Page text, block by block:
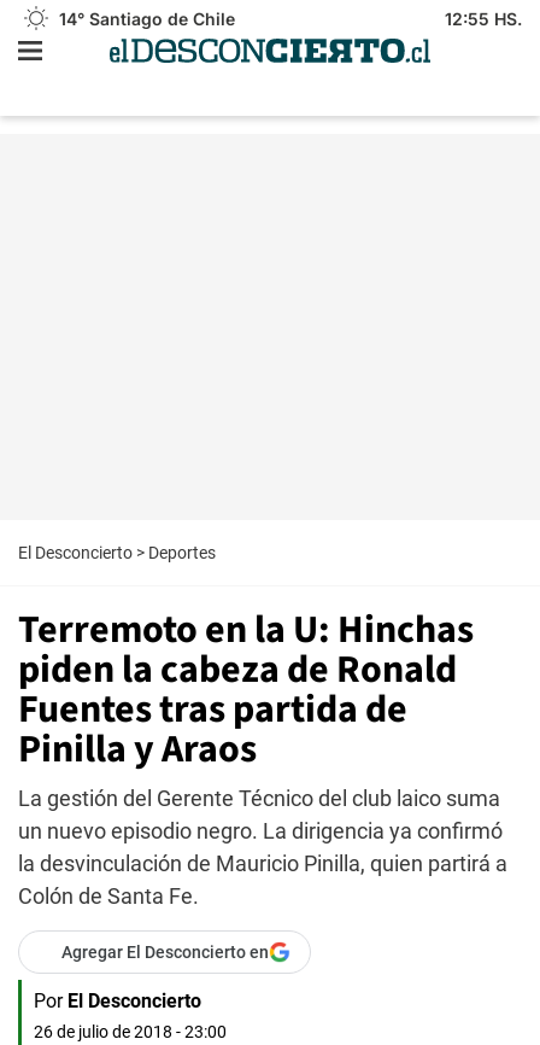
14° Santiago de Chile 12:55 HS.
El Desconcierto > Deportes
Terremoto en la U: Hinchas
piden la cabeza de Ronald
Fuentes tras partida de
Pinilla y Araos
La gestión del Gerente Técnico del club laico suma
un nuevo episodio negro. La dirigencia ya confirmó
la desvinculación de Mauricio Pinilla, quien partirá a
Colón de Santa Fe.
Agregar El Desconcierto en
Por El Desconcierto
26 de julio de 2018 - 23:00